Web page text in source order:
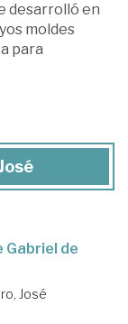
desarrolló en
moldes
para
Gabriel de
José